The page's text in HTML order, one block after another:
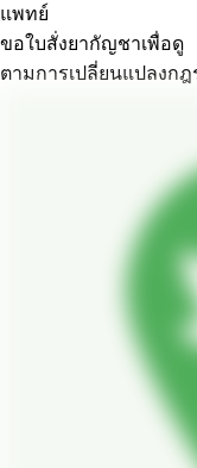
แพทย์
ขอใบสั่งยากัญชาเพื่อดู
ตามการเปลี่ยนแปลงกฎ